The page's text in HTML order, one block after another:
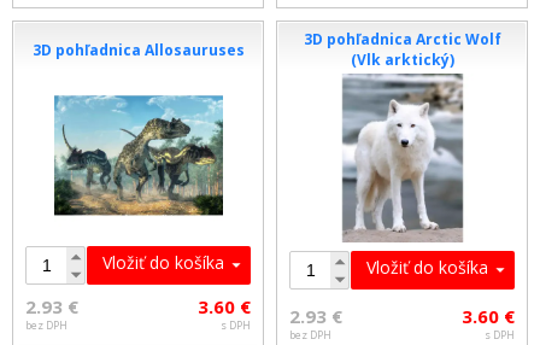
3D pohľadnica Allosauruses
Vložiť do košíka
2.93 €
bez DPH
3.60 €
s DPH
3D pohľadnica Arctic Wolf
(Vlk arktický)
Vložiť do košíka
2.93 €
bez DPH
3.60 €
s DPH